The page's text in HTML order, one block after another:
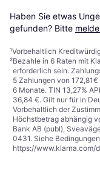
Haben Sie etwas
gefunden? Bitte
¹Vorbehaltlich
²Bezahle in 6 Raten mit
erforderlich sein.
5 Zahlungen von
6 Monate. TIN 13,27%
36,84 €. Gilt nur für in
Vorbehaltlich der
Höchstbetrag abhängig
Bank AB (publ),
0431. Siehe
https://www.klarna.com/